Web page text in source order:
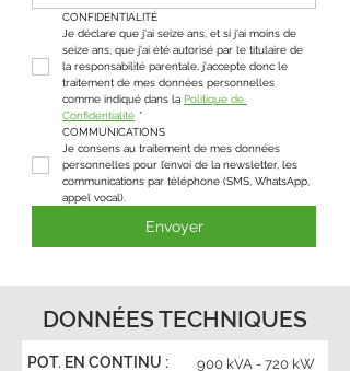
CONFIDENTIALITÉ
Je déclare que j'ai seize ans, et si j'ai moins de
seize ans, que j'ai été autorisé par le titulaire de
la responsabilité parentale, j'accepte donc le
traitement de mes données personnelles
comme indiqué dans la Politique de
Confidentialité *
COMMUNICATIONS
Je consens au traitement de mes données
personnelles pour l’envoi de la newsletter, les
communications par téléphone (SMS, WhatsApp,
appel vocal).
Envoyer
DONNÉES TECHNIQUES
POT. EN CONTINU : 900 kVA - 720 kW